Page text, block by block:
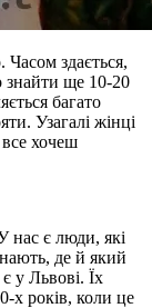
Часом здається,
знайти ще 10-20
багато
Узагалі жінці
хочеш
нас є люди, які
де й який
у Львові. Їх
х років, коли це